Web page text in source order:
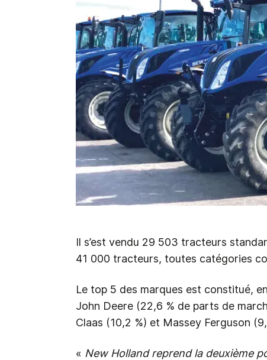
Il s’est vendu 29 503 tracteurs
41 000 tracteurs, toutes catégories
Le top 5 des marques est constitué,
John Deere (22,6 % de parts de
Claas (10,2 %) et Massey Ferguson
« New Holland reprend la deuxième